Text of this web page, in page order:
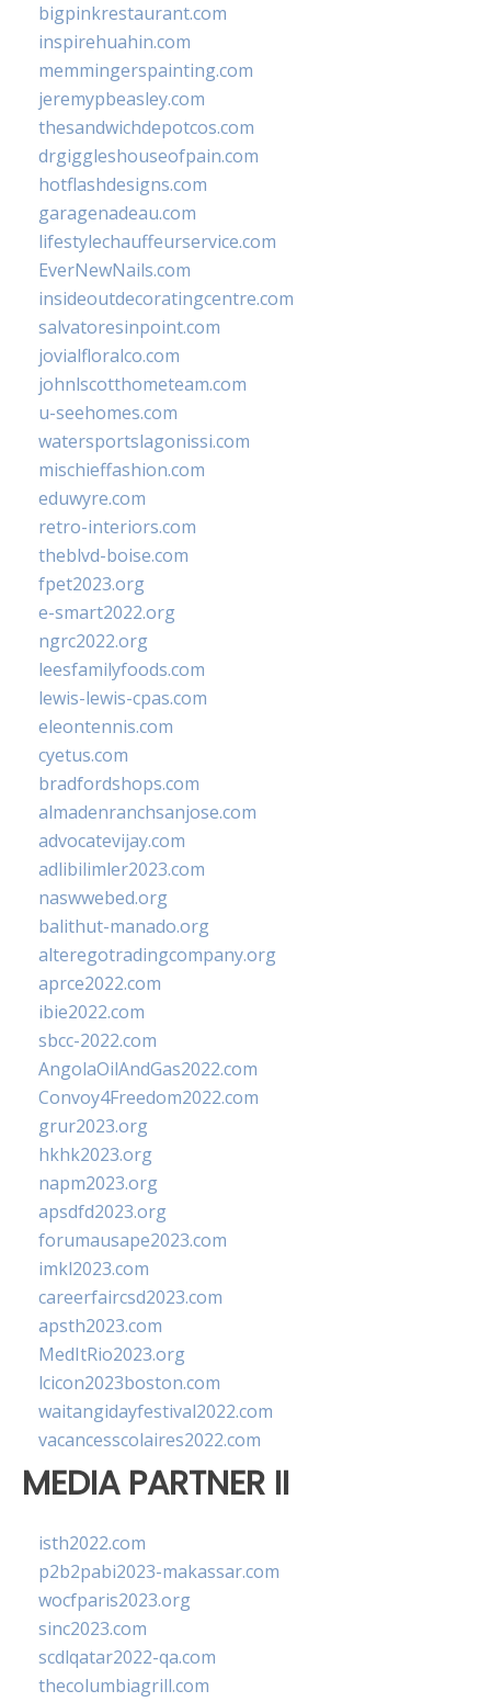
bigpinkrestaurant.com
inspirehuahin.com
memmingerspainting.com
jeremypbeasley.com
thesandwichdepotcos.com
drgiggleshouseofpain.com
hotflashdesigns.com
garagenadeau.com
lifestylechauffeurservice.com
EverNewNails.com
insideoutdecoratingcentre.com
salvatoresinpoint.com
jovialfloralco.com
johnlscotthometeam.com
u-seehomes.com
watersportslagonissi.com
mischieffashion.com
eduwyre.com
retro-interiors.com
theblvd-boise.com
fpet2023.org
e-smart2022.org
ngrc2022.org
leesfamilyfoods.com
lewis-lewis-cpas.com
eleontennis.com
cyetus.com
bradfordshops.com
almadenranchsanjose.com
advocatevijay.com
adlibilimler2023.com
naswwebed.org
balithut-manado.org
alteregotradingcompany.org
aprce2022.com
ibie2022.com
sbcc-2022.com
AngolaOilAndGas2022.com
Convoy4Freedom2022.com
grur2023.org
hkhk2023.org
napm2023.org
apsdfd2023.org
forumausape2023.com
imkl2023.com
careerfaircsd2023.com
apsth2023.com
MedItRio2023.org
lcicon2023boston.com
waitangidayfestival2022.com
vacancesscolaires2022.com
MEDIA PARTNER II
isth2022.com
p2b2pabi2023-makassar.com
wocfparis2023.org
sinc2023.com
scdlqatar2022-qa.com
thecolumbiagrill.com